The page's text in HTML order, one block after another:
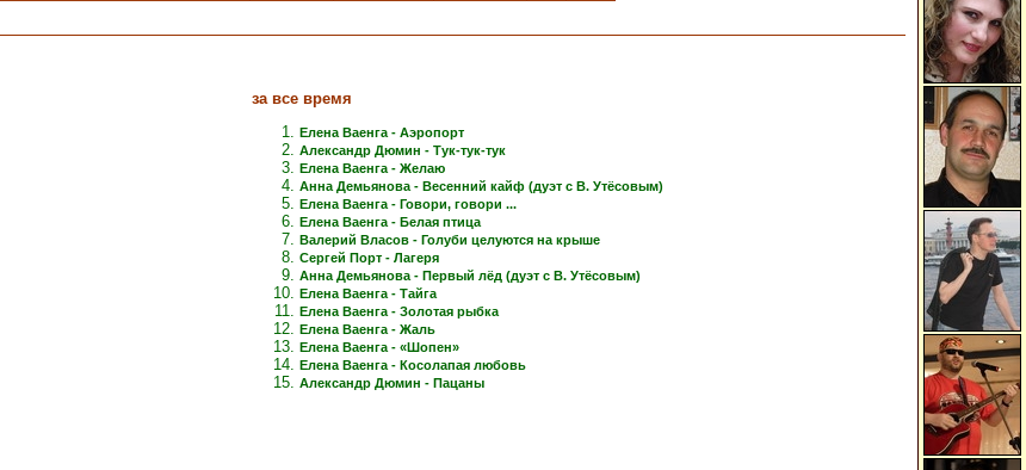
за все время
Елена Ваенга - Аэропорт
Александр Дюмин - Тук-тук-тук
Елена Ваенга - Желаю
Анна Демьянова - Весенний кайф (дуэт с В. Утёсовым)
Елена Ваенга - Говори, говори ...
Елена Ваенга - Белая птица
Валерий Власов - Голуби целуются на крыше
Сергей Порт - Лагеря
Анна Демьянова - Первый лёд (дуэт с В. Утёсовым)
Елена Ваенга - Тайга
Елена Ваенга - Золотая рыбка
Елена Ваенга - Жаль
Елена Ваенга - «Шопен»
Елена Ваенга - Косолапая любовь
Александр Дюмин - Пацаны